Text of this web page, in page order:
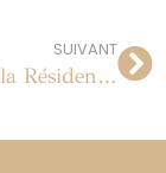
SUIVANT
Mariage à la Résidence du Cap Brun à Toulon | 06.07.2013